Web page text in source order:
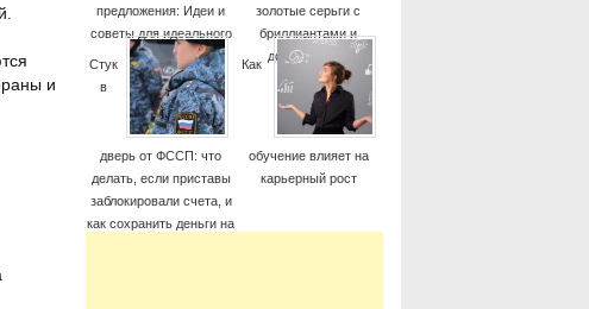
и
предложения: Идеи и
советы для идеального
момента
золотые серьги с
бриллиантами и
дорогие часы
Стук
в
дверь от ФССП: что
делать, если приставы
заблокировали счета, и
как сохранить деньги на
Как
обучение влияет на
карьерный рост